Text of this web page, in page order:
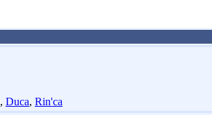
, Duca, Rin'ca